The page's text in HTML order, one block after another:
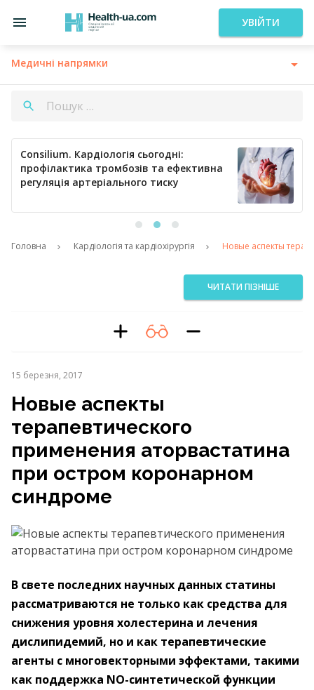
УВІЙТИ
Медичні напрямки
Consilium. Кардіологія сьогодні:
профілактика тромбозів та ефективна
регуляція артеріального тиску
Головна Кардіологія та кардіохірургія Новые аспекты
ЧИТАТИ ПІЗНІШЕ
15 березня, 2017
Новые аспекты
терапевтического
применения аторвастатина
при остром коронарном
синдроме
В свете последних научных данных статины
рассматриваются не только как средства для
снижения уровня холестерина и лечения
дислипидемий, но и как терапевтические
агенты с многовекторными эффектами, такими
как поддержка NO-синтетической функции